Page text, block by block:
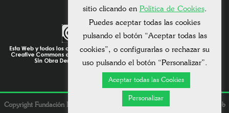
Copyright Fundación Dolores González Vda. Bigourdan © 2026. - Una web
sitio clicando en Política de Cookies.
Puedes aceptar todas las cookies
pulsando el botón “Aceptar todas las
cookies”, o configurarlas o rechazar su
uso pulsando el botón “Personalizar”.
Aceptar todas las Cookies
Personalizar